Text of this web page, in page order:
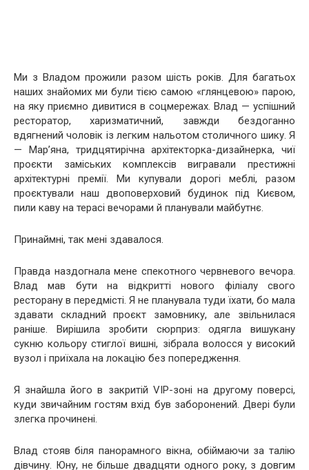
Ми з Владом прожили разом шість років. Для багатьох
наших знайомих ми були тією самою «глянцевою» парою,
на яку приємно дивитися в соцмережах. Влад — успішний
ресторатор, харизматичний, завжди бездоганно
вдягнений чоловік із легким нальотом столичного шику. Я
— Мар’яна, тридцятирічна архітекторка-дизайнерка, чиї
проєкти заміських комплексів вигравали престижні
архітектурні премії. Ми купували дорогі меблі, разом
проєктували наш двоповерховий будинок під Києвом,
пили каву на терасі вечорами й планували майбутнє.
Принаймні, так мені здавалося.
Правда наздогнала мене спекотного червневого вечора.
Влад мав бути на відкритті нового філіалу свого
ресторану в передмісті. Я не планувала туди їхати, бо мала
здавати складний проєкт замовнику, але звільнилася
раніше. Вирішила зробити сюрприз: одягла вишукану
сукню кольору стиглої вишні, зібрала волосся у високий
вузол і приїхала на локацію без попередження.
Я знайшла його в закритій VIP-зоні на другому поверсі,
куди звичайним гостям вхід був заборонений. Двері були
злегка прочинені.
Влад стояв біля панорамного вікна, обіймаючи за талію
дівчину. Юну, не більше двадцяти одного року, з довгим